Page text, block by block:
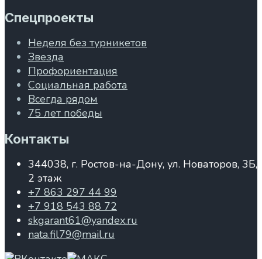
Спецпроекты
Неделя без турникетов
Звезда
Профориентация
Социальная работа
Всегда рядом
75 лет победы
Контакты
344038, г. Ростов-на-Дону, ул. Новаторов, 3Б,
2 этаж
+7 863 297 44 99
+7 918 543 88 72
skgarant61@yandex.ru
nata.fil79@mail.ru